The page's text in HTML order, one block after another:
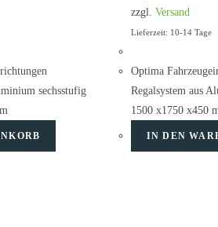
sechsstufig
zzgl. Versand
Lieferzeit: 10-14 Tage
Optima
Regalsystem aus
1500 x1750 x450
IN DEN